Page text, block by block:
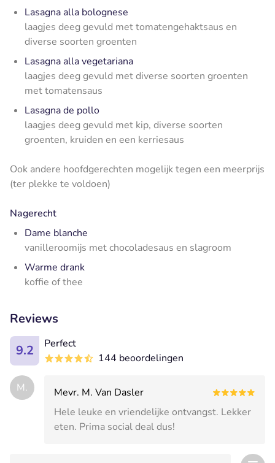
Lasagna alla bolognese
laagjes deeg gevuld met tomatengehaktsaus en
diverse soorten groenten
Lasagna alla vegetariana
laagjes deeg gevuld met diverse soorten groenten
met tomatensaus
Lasagna de pollo
laagjes deeg gevuld met kip, diverse soorten
groenten, kruiden en een kerriesaus
Ook andere hoofdgerechten mogelijk tegen een meerprijs
(ter plekke te voldoen)
Nagerecht
Dame blanche
vanilleroomijs met chocoladesaus en slagroom
Warme drank
koffie of thee
Reviews
9.2
Perfect
144 beoordelingen
M.
Mevr. M. Van Dasler
Hele leuke en vriendelijke ontvangst. Lekker
eten. Prima social deal dus!